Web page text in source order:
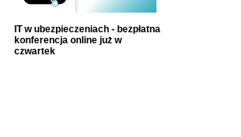
IT w ubezpieczeniach - bezpłatna
konferencja online już w
czwartek